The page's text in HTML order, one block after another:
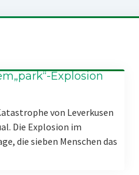
Explosion
von Leverkusen
Die Explosion im
die sieben Menschen das